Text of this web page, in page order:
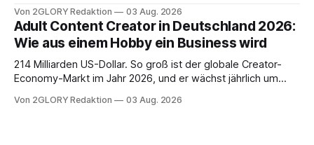
Drogerie – mehr ist zeitlich oft nicht drin. Dabei reagiert die
Haut empfindlich auf Stress, Schlafmangel und
Umwelteinflüsse: Sie wirkt müde, spannt oder neigt zu
Unreinheiten. Professionelle
Von 2GLORY Redaktion 03 Aug. 2026
Adult Content Creator in Deutschland 2026:
Wie aus einem Hobby ein Business wird
214 Milliarden US-Dollar. So groß ist der globale Creator-
Economy-Markt im Jahr 2026, und er wächst jährlich um
ist längst ein ernstzunehmender Wirtschaftszweig. Weltweit
Von 2GLORY Redaktion 03 Aug. 2026